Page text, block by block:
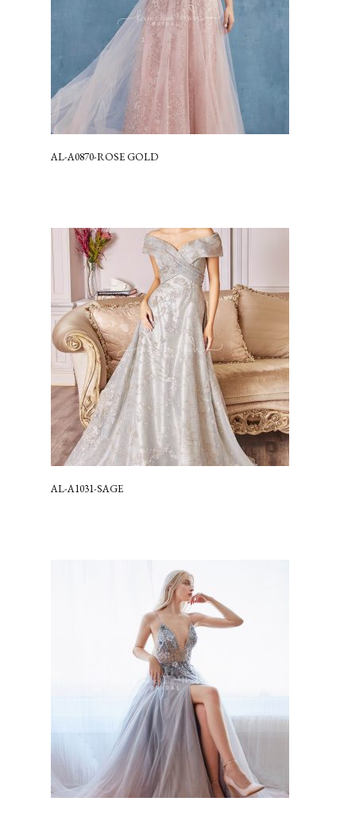
AL-A0870-ROSE GOLD
AL-A1031-SAGE